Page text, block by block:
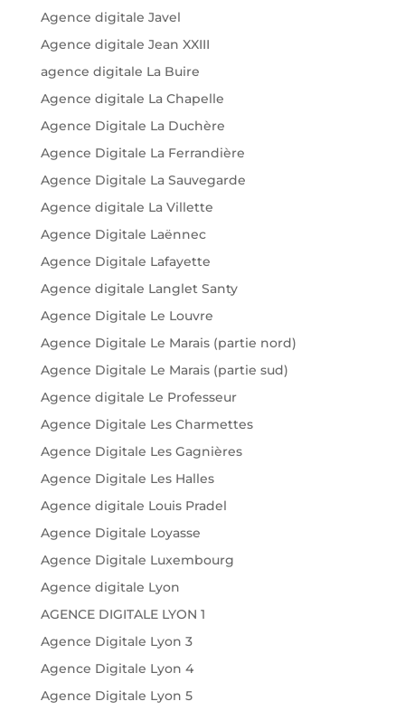
Agence digitale Javel
Agence digitale Jean XXIII
agence digitale La Buire
Agence digitale La Chapelle
Agence Digitale La Duchère
Agence Digitale La Ferrandière
Agence Digitale La Sauvegarde
Agence digitale La Villette
Agence Digitale Laënnec
Agence Digitale Lafayette
Agence digitale Langlet Santy
Agence Digitale Le Louvre
Agence Digitale Le Marais (partie nord)
Agence Digitale Le Marais (partie sud)
Agence digitale Le Professeur
Agence Digitale Les Charmettes
Agence Digitale Les Gagnières
Agence Digitale Les Halles
Agence digitale Louis Pradel
Agence Digitale Loyasse
Agence Digitale Luxembourg
Agence digitale Lyon
AGENCE DIGITALE LYON 1
Agence Digitale Lyon 3
Agence Digitale Lyon 4
Agence Digitale Lyon 5